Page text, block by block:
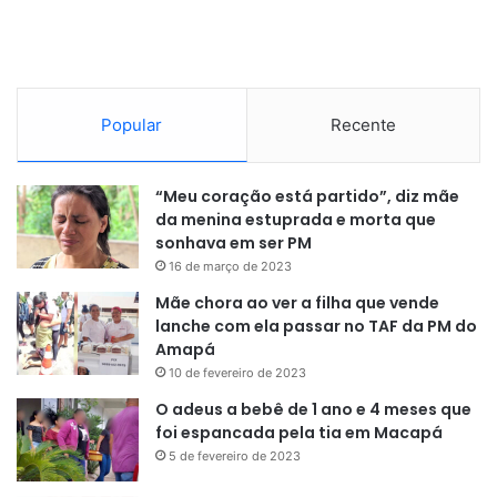
recifes com uma camada escura e de baixa salinidade. Na
trazendo mais clareza e permitindo que alguma luz alcance
as porções mais rasas.
Essa variação constante criou três zonas distintas no
recife. A zona norte, mais influenciada pela pluma
barrenta, é dominada por esponjas gigantes e carnívoras,
além de microrganismos quimiotróficos. A zona sul, que
recebe águas mais limpas do oceano, apresenta uma
configuração mais próxima dos recifes tradicionais, com
maior presença de corais duros. A zona central atua como
um corredor de transição, onde espécies de ambos os
mundos se encontram e competem por espaço. Essa
Popular Recente
“Meu coração está partido”, diz mãe
da menina estuprada e morta que
sonhava em ser PM
16 de março de 2023
Mãe chora ao ver a filha que vende
lanche com ela passar no TAF da PM do
Amapá
10 de fevereiro de 2023
O adeus a bebê de 1 ano e 4 meses que
foi espancada pela tia em Macapá
5 de fevereiro de 2023